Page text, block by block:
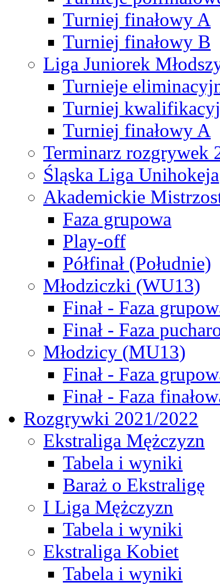
Turniej finałowy A
Turniej finałowy B
Liga Juniorek
Turnieje
Turniej
Turniej finałowy A
Terminarz rozgrywek
Śląska Liga Unihokeja
Akademickie
Faza grupowa
Play-off
Półfinał (Południe)
Młodziczki (WU13)
Finał - Faza
Finał - Faza
Młodzicy (MU13)
Finał - Faza
Finał - Faza
Rozgrywki 2021/2022
Ekstraliga Mężczyzn
Tabela i wyniki
Baraż o Ekstraligę
I Liga Mężczyzn
Tabela i wyniki
Ekstraliga Kobiet
Tabela i wyniki